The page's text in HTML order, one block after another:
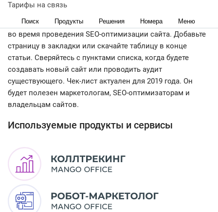
Тарифы на связь
Поиск Продукты Решения Номера Меню
регионах
Этот чек-лист поможет вам избежать банальных ошибок
во время проведения SEO-оптимизации сайта. Добавьте
страницу в закладки или скачайте таблицу в конце
статьи. Сверяйтесь с пунктами списка, когда будете
создавать новый сайт или проводить аудит
существующего. Чек-лист актуален для 2019 года. Он
будет полезен маркетологам, SEO-оптимизаторам и
владельцам сайтов.
Используемые продукты и сервисы